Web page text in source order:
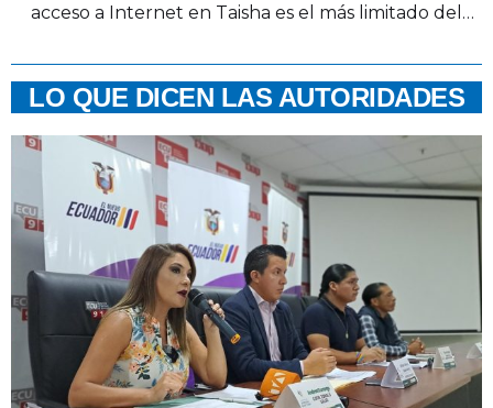
acceso a Internet en Taisha es el más limitado del
quedan Kuserua y Mashuim, es la de peor cobertura
del cantón. Es penoso debido a que es el único medio
que tienen sus habitantes para notificar una
emergencia. …
LO QUE DICEN LAS AUTORIDADES